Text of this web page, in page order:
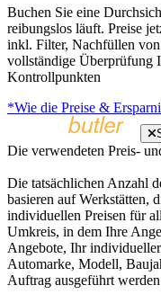
Buchen Sie eine
reibungslos läuft. Preise
inkl. Filter, Nachfüllen
vollständige Überprüfung
Kontrollpunkten
*Wie die Preise &
Die verwendeten Preis-
Die tatsächlichen Anzahl
basieren auf Werkstätten,
individuellen Preisen für
Umkreis, in dem Ihre
Angebote, Ihr
Automarke, Modell,
Auftrag ausgeführt